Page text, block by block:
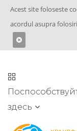
Acest site foloseste
acordul asupra
здесь